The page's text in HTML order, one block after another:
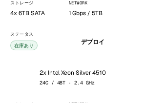
ストレージ
4x 6TB SATA
NETWORK
1 Gbps / 5TB
ステータス
在庫あり デプロイ
2x Intel Xeon Silver 4510
24C / 48T · 2.4 GHz